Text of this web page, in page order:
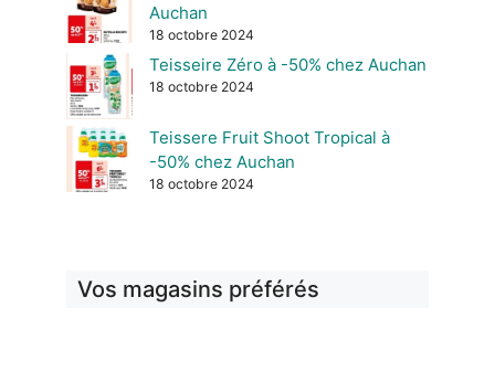
Auchan
18 octobre 2024
Teisseire Zéro à -50% chez Auchan
18 octobre 2024
Teissere Fruit Shoot Tropical à
-50% chez Auchan
18 octobre 2024
Vos magasins préférés